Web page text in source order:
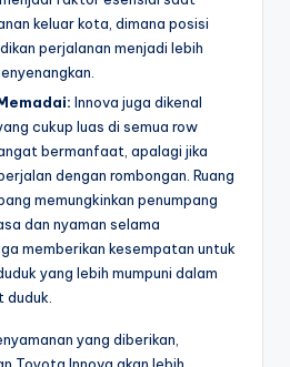
keluar kota, dimana posisi
perjalanan menjadi lebih
Innova juga dikenal
cukup luas di semua row
bermanfaat, apalagi jika
dengan rombongan. Ruang
memungkinkan penumpang
dan nyaman selama
memberikan kesempatan untuk
yang lebih mumpuni dalam
duduk.
yang diberikan,